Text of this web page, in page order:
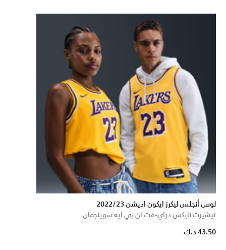
لوس أنجلس ليكرز ايكون اديشن 2022/23
تيشيرت نايكس دراي-فت ان بي ايه سوينجمان
43.50 د.ك